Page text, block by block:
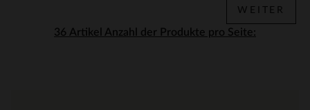
Anzahl der Produkte pro Seite:
WEITER